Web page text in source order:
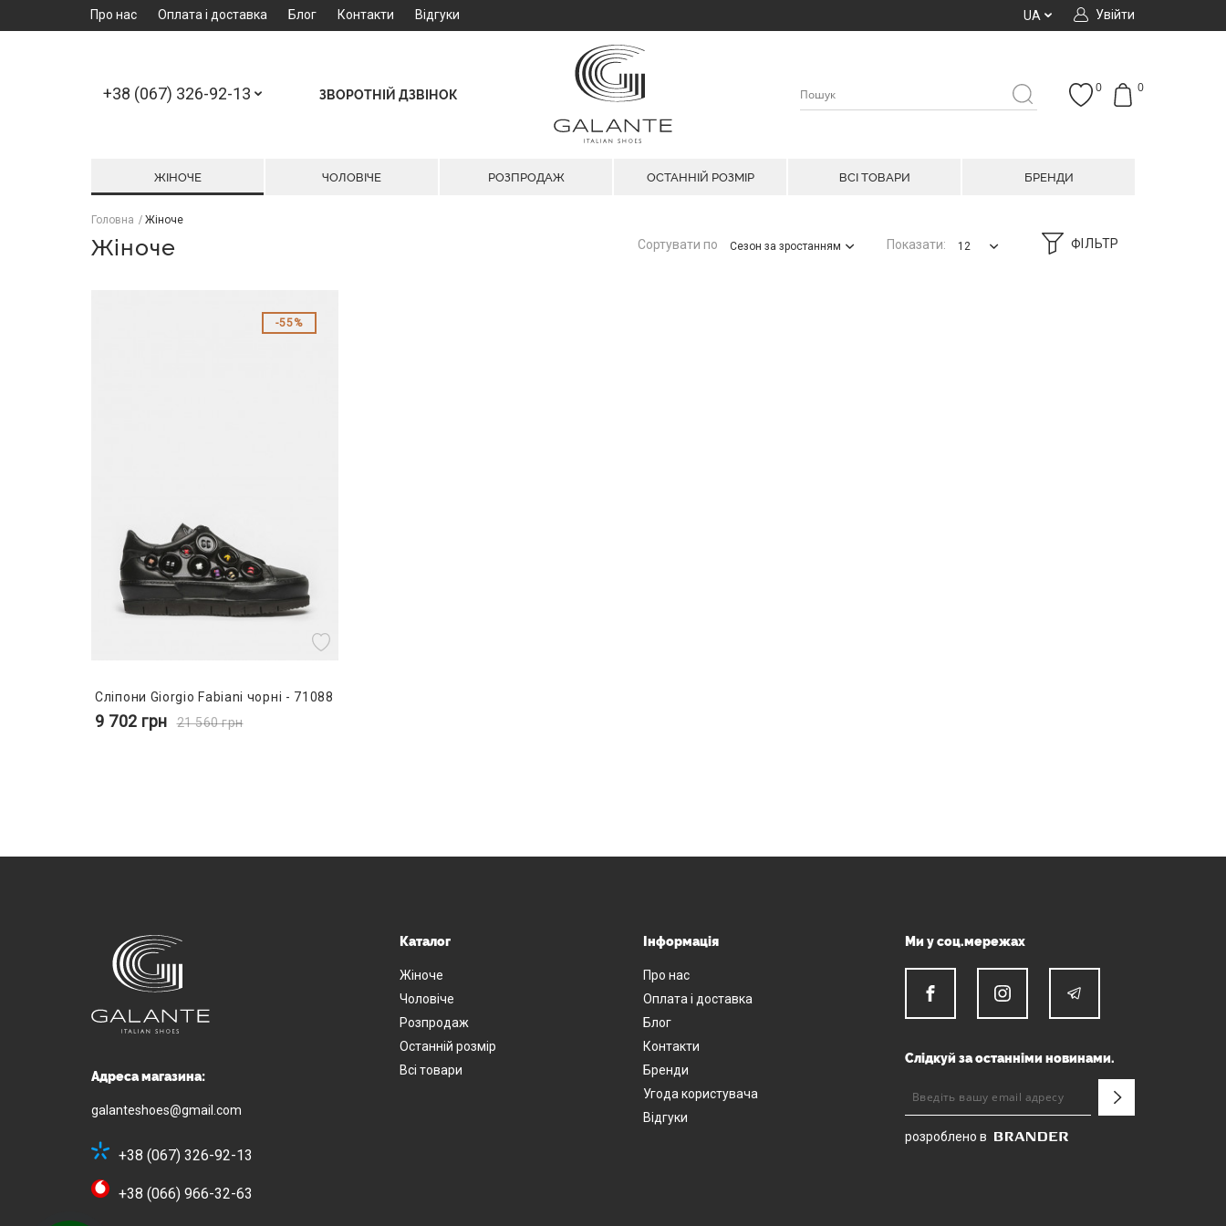
Про нас Оплата і доставка Блог Контакти Відгуки Увійти
UA
+38 (067) 326-92-13 ЗВОРОТНІЙ ДЗВІНОК
0
0
ЖІНОЧЕ ЧОЛОВІЧЕ РОЗПРОДАЖ ОСТАННІЙ РОЗМІР ВСІ ТОВАРИ БРЕНДИ
Головна Жіноче
Жіноче ФІЛЬТР
Сортувати по Сезон за зростанням Показати: 12
55%
Сліпони Giorgio Fabiani чорні - 71088
9 702 грн 21 560грн
Адреса магазина:
galanteshoes@gmail.com
+38 (067) 326-92-13
+38 (066) 966-32-63
Каталог
Жіноче
Чоловіче
Розпродаж
Останній розмір
Всі товари
Інформація
Про нас
Оплата і доставка
Блог
Контакти
Бренди
Угода користувача
Відгуки
Ми у соц.мережах
Слідкуй за останніми новинами.
розроблено в